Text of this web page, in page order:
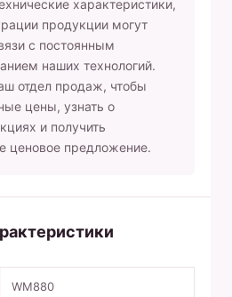
характеристики,
продукции могут
с постоянным
наших технологий.
отдел продаж, чтобы
цены, узнать о
и получить
ценовое предложение.
WM880